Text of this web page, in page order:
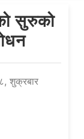
सुरुको
शुक्रबार